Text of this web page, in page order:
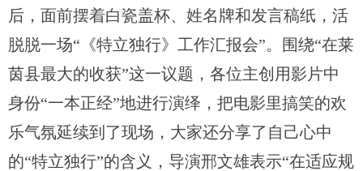
后，面前摆着白瓷盖杯、姓名牌和发言稿纸，活
脱脱一场“《特立独行》工作汇报会”。围绕“在莱
茵县最大的收获”这一议题，各位主创用影片中
身份“一本正经”地进行演绎，把电影里搞笑的欢
乐气氛延续到了现场，大家还分享了自己心中
的“特立独行”的含义，导演邢文雄表示“在适应规